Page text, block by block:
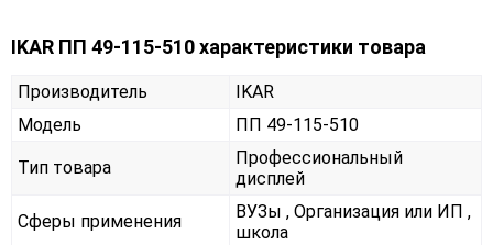
IKAR ПП 49-115-510 характеристики товара
Производитель
IKAR
Модель
ПП 49-115-510
Тип товара
Профессиональный
дисплей
Сферы применения
ВУЗы , Организация или ИП ,
школа